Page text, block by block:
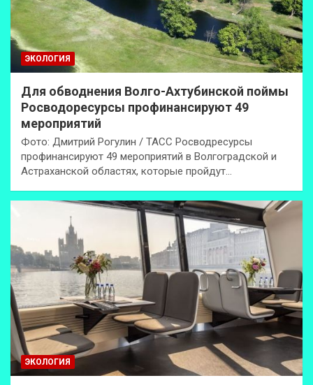
ЭКОЛОГИЯ
Для обводнения Волго-Ахтубинской поймы
Росводоресурсы профинансируют 49
мероприятий
Фото: Дмитрий Рогулин / ТАСС Росводресурсы
профинансируют 49 мероприятий в Волгоградской и
Астраханской областях, которые пройдут…
ЭКОЛОГИЯ